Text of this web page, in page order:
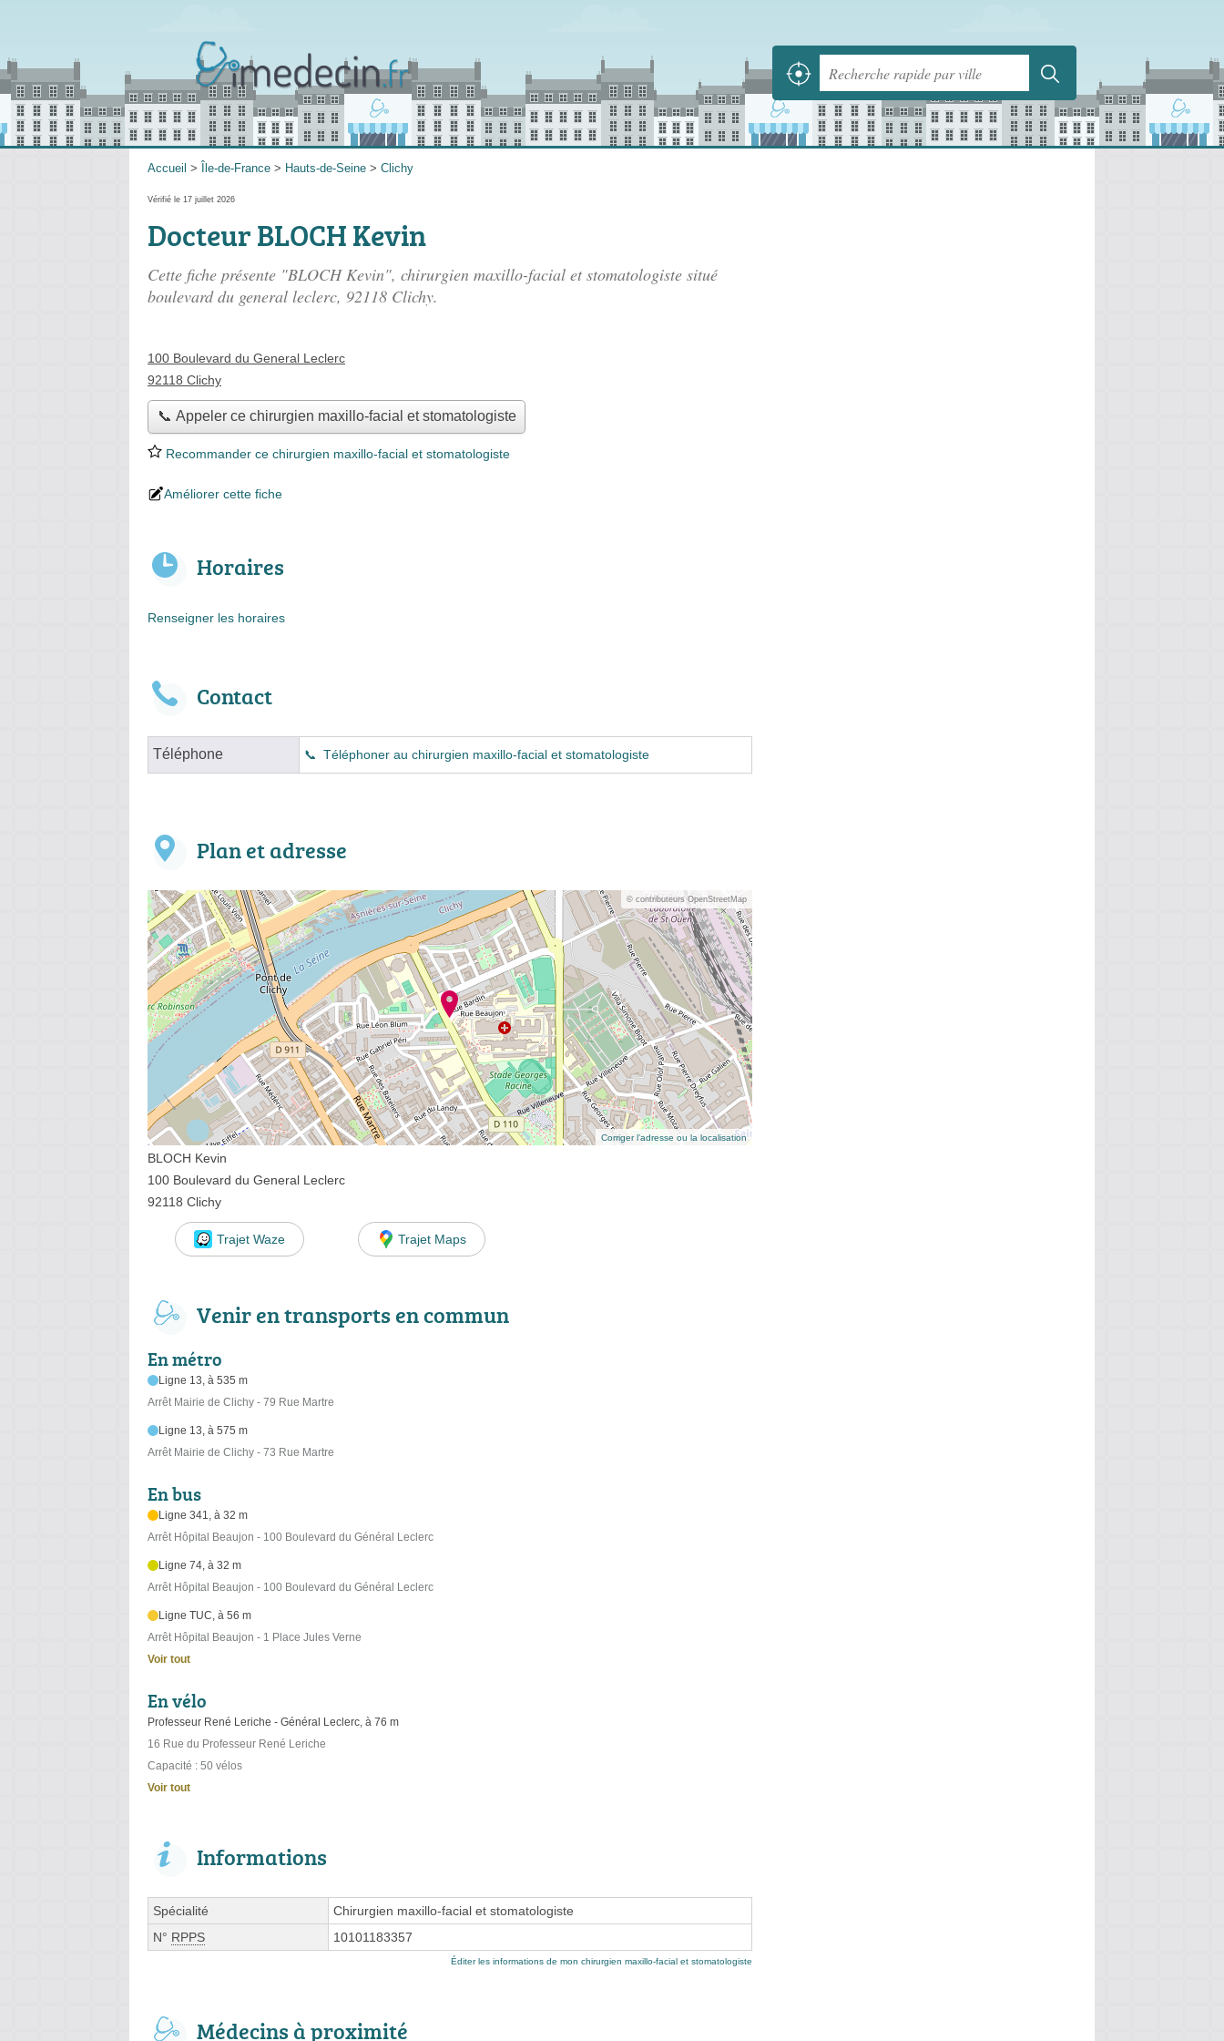
Accueil > Île-de-France > Hauts-de-Seine > Clichy
Vérifié le 17 juillet 2026
Docteur BLOCH Kevin
Cette fiche présente "BLOCH Kevin", chirurgien maxillo-facial et stomatologiste situé
boulevard du general leclerc, 92118 Clichy.
100 Boulevard du General Leclerc
92118 Clichy
📞 Appeler ce chirurgien maxillo-facial et stomatologiste
Recommander ce chirurgien maxillo-facial et stomatologiste
Améliorer cette fiche
Horaires
Renseigner les horaires
Contact
Téléphone Téléphoner au chirurgien maxillo-facial et stomatologiste
Plan et adresse
© contributeurs OpenStreetMap
Corriger l’adresse ou la localisation
BLOCH Kevin
100 Boulevard du General Leclerc
92118 Clichy
Trajet Waze Trajet Maps
Venir en transports en commun
En métro
Ligne 13, à 535 m
Arrêt Mairie de Clichy - 79 Rue Martre
Ligne 13, à 575 m
Arrêt Mairie de Clichy - 73 Rue Martre
En bus
Ligne 341, à 32 m
Arrêt Hôpital Beaujon - 100 Boulevard du Général Leclerc
Ligne 74, à 32 m
Arrêt Hôpital Beaujon - 100 Boulevard du Général Leclerc
Ligne TUC, à 56 m
Arrêt Hôpital Beaujon - 1 Place Jules Verne
Voir tout
En vélo
Professeur René Leriche - Général Leclerc, à 76 m
16 Rue du Professeur René Leriche
Capacité : 50 vélos
Voir tout
Informations
Spécialité
Chirurgien maxillo-facial et stomatologiste
N° RPPS 10101183357
Éditer les informations de mon chirurgien maxillo-facial et stomatologiste
Médecins à proximité